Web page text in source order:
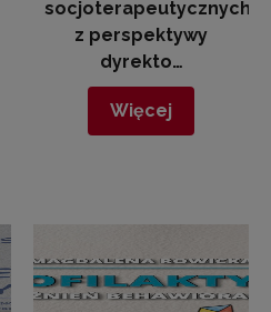
socjoterapeutycznych
z perspektywy
dyrekto…
Więcej